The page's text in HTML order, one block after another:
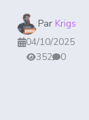
Par Krigs
04/10/2025
352
0